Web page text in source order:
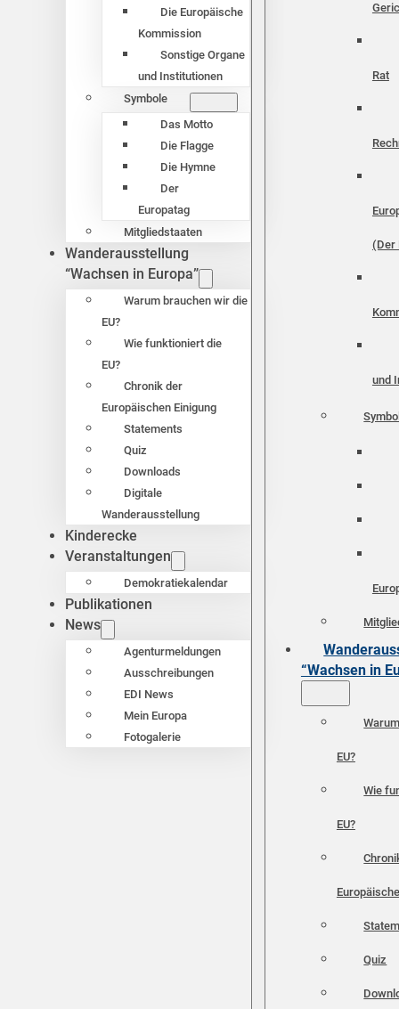
Die Europäische
Kommission
Sonstige Organe
und Institutionen
Symbole
Das Motto
Die Flagge
Die Hymne
Der
Europatag
Mitgliedstaaten
Wanderausstellung
“Wachsen in Europa”
Warum brauchen wir die
EU?
Wie funktioniert die
EU?
Chronik der
Europäischen Einigung
Statements
Quiz
Downloads
Digitale
Wanderausstellung
Kinderecke
Veranstaltungen
Demokratiekalendar
Publikationen
News
Agenturmeldungen
Ausschreibungen
EDI News
Mein Europa
Fotogalerie
Rat
(Der
und
“Wachsen in
EU?
Wie
EU?
Quiz